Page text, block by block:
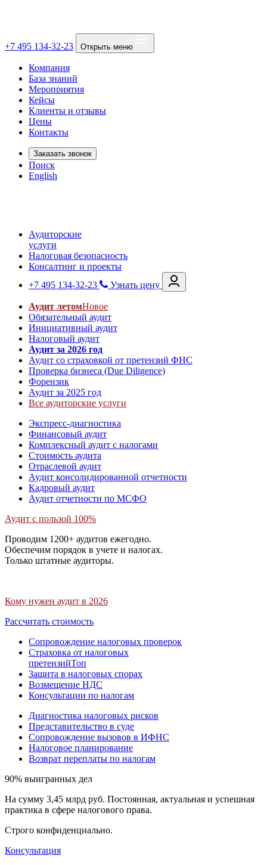
+7 495 134-32-23 Открыть меню
Компания
База знаний
Мероприятия
Кейсы
Клиенты и отзывы
Цены
Контакты
Заказать звонок
Поиск
English
Аудиторские
услуги
Налоговая безопасность
Консалтинг и проекты
+7 495 134-32-23
Узнать цену
Аудит летомНовое
Обязательный аудит
Инициативный аудит
Налоговый аудит
Аудит за 2026 год
Аудит со страховкой от претензий ФНС
Проверка бизнеса (Due Diligence)
Форензик
Аудит за 2025 год
Все аудиторские услуги
Экспресс-диагностика
Финансовый аудит
Комплексный аудит с налогами
Стоимость аудита
Отраслевой аудит
Аудит консолидированной отчетности
Кадровый аудит
Аудит отчетности по МСФО
Аудит с пользой 100%
Проводим 1200+ аудитов ежегодно.
Обеспечим порядок в учете и налогах.
Только штатные аудиторы.
Кому нужен аудит в 2026
Рассчитать стоимость
Сопровождение налоговых проверок
Страховка от налоговых
претензийТоп
Защита в налоговых спорах
Возмещение НДС
Консультации по налогам
Диагностика налоговых рисков
Представительство в суде
Сопровождение вызовов в ИФНС
Налоговое планирование
Возврат переплаты по налогам
90% выигранных дел
На сумму 3,45 млрд руб. Постоянная, актуальная и успешная
практика в сфере налогового права.
Строго конфиденциально.
Консультация